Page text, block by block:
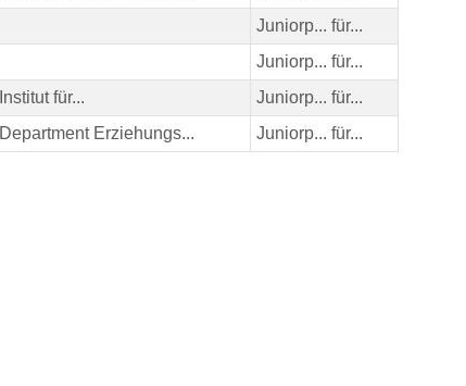
Juniorp... für...
Juniorp... für...
Institut für...
Juniorp... für...
Department Erziehungs... Juniorp... für...